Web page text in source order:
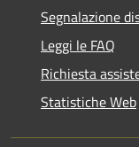
Segnalazione
Leggi le FAQ
Richiesta
Statistiche Web